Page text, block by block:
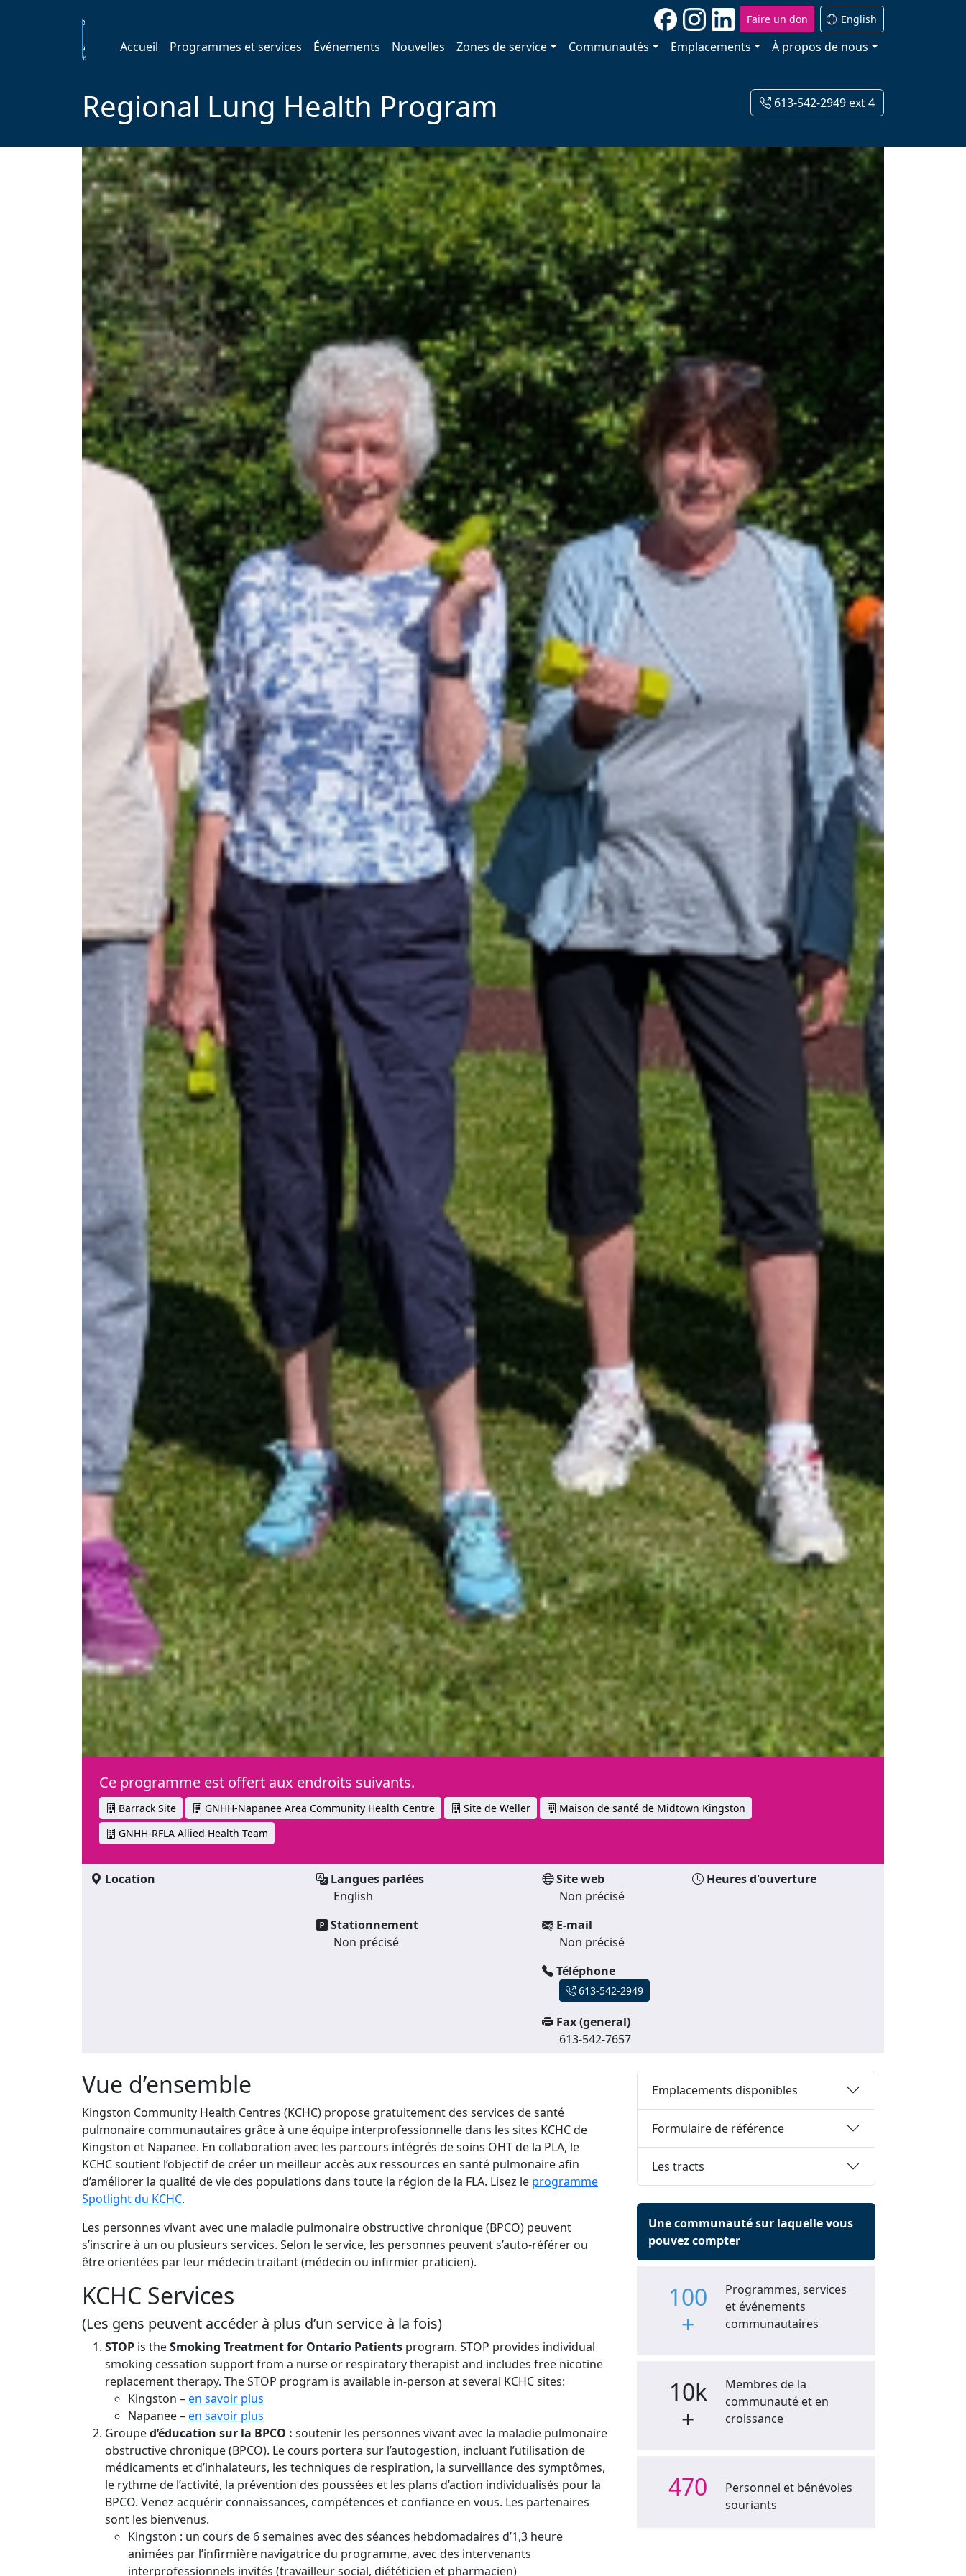
Faire un don English
Accueil Programmes et services Événements Nouvelles Zones de service Communautés Emplacements À propos de nous
Regional Lung Health Program 613-542-2949 ext 4
Ce programme est offert aux endroits suivants.
Barrack Site GNHH-Napanee Area Community Health Centre Site de Weller
Maison de santé de Midtown Kingston
GNHH-RFLA Allied Health Team
Location
Langues parlées
English
Stationnement
Non précisé
Site web
Non précisé
E-mail
Non précisé
Téléphone
613-542-2949
Fax (general)
613-542-7657
Heures d'ouverture
Vue d’ensemble
Kingston Community Health Centres (KCHC) propose gratuitement des services de santé
pulmonaire communautaires grâce à une équipe interprofessionnelle dans les sites KCHC de
Kingston et Napanee. En collaboration avec les parcours intégrés de soins OHT de la PLA, le
KCHC soutient l’objectif de créer un meilleur accès aux ressources en santé pulmonaire afin
d’améliorer la qualité de vie des populations dans toute la région de la FLA. Lisez le programme
Spotlight du KCHC.
Les personnes vivant avec une maladie pulmonaire obstructive chronique (BPCO) peuvent
s’inscrire à un ou plusieurs services. Selon le service, les personnes peuvent s’auto-référer ou
être orientées par leur médecin traitant (médecin ou infirmier praticien).
KCHC Services
(Les gens peuvent accéder à plus d’un service à la fois)
STOP is theSmoking Treatment for Ontario Patients program. STOP provides individual
smoking cessation support from a nurse or respiratory therapist and includes free nicotine
replacement therapy. The STOP program is available in-person at several KCHC sites:
Kingston –en savoir plus
Napanee –en savoir plus
Grouped’éducation sur la BPCO : soutenir les personnes vivant avec la maladie pulmonaire
obstructive chronique (BPCO). Le cours portera sur l’autogestion, incluant l’utilisation de
médicaments et d’inhalateurs, les techniques de respiration, la surveillance des symptômes,
le rythme de l’activité, la prévention des poussées et les plans d’action individualisés pour la
BPCO. Venez acquérir connaissances, compétences et confiance en vous. Les partenaires
sont les bienvenus.
Kingston : un cours de 6 semaines avec des séances hebdomadaires d’1,3 heure
animées par l’infirmière navigatrice du programme, avec des intervenants
interprofessionnels invités (travailleur social, diététicien et pharmacien)
Emplacements disponibles
Formulaire de référence
Les tracts
Une communauté sur laquelle vous
pouvez compter
100
+
Programmes, services
et événements
communautaires
10k
+
Membres de la
communauté et en
croissance
470
Personnel et bénévoles
souriants